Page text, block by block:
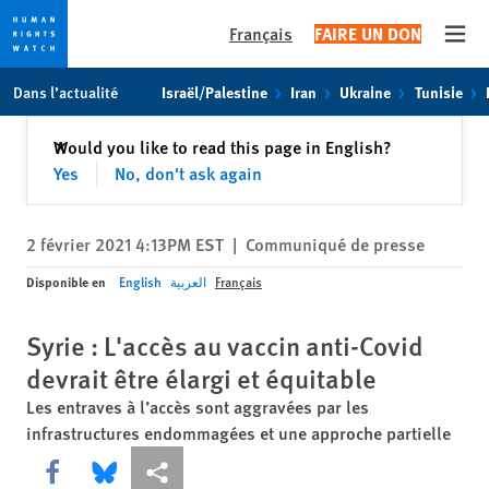
toto
content
Français FAIRE UN DON
Dans l’actualité Israël/Palestine Iran Ukraine Tunisie
Would you like to read this page in English?
Yes
No, don't ask again
✕Fermer
2 février 2021 4:13PM EST | Communiqué de presse
Disponible en English العربية Français
Syrie : L'accès au vaccin anti-Covid
devrait être élargi et équitable
Les entraves à l’accès sont aggravées par les
infrastructures endommagées et une approche partielle
Share this via Facebook
Share this via Bluesky
Share this via Partagez